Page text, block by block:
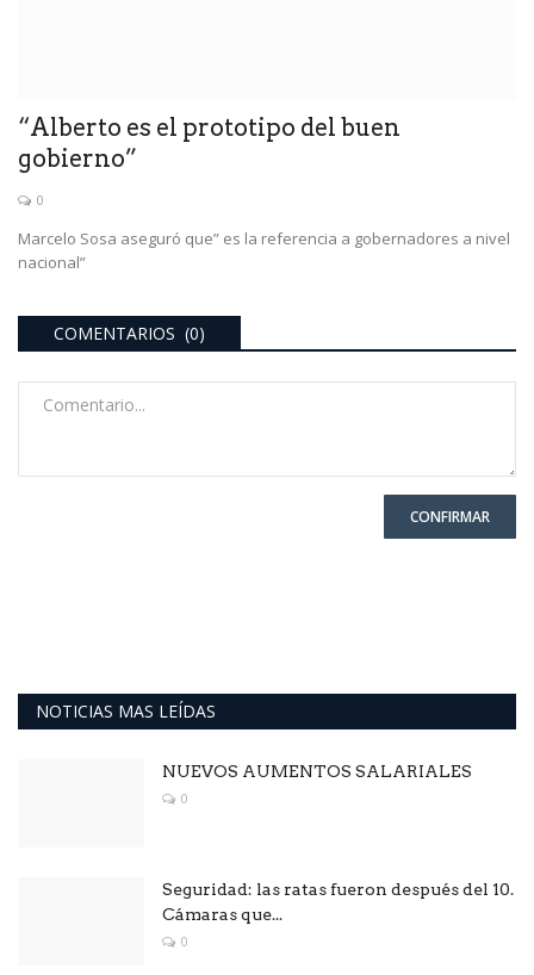
“Alberto es el prototipo del buen
gobierno”
0
Marcelo Sosa aseguró que” es la referencia a gobernadores a nivel
nacional”
COMENTARIOS (0)
CONFIRMAR
NOTICIAS MAS LEÍDAS
NUEVOS AUMENTOS SALARIALES
0
Seguridad: las ratas fueron después del 10.
Cámaras que...
0